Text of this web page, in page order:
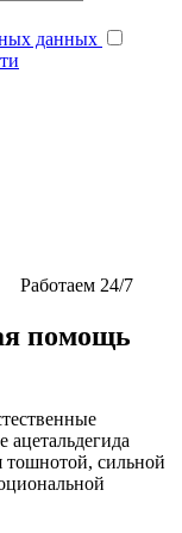
данных
Работаем 24/7
помощь
тошнотой, сильной